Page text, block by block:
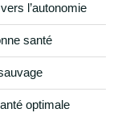
l’autonomie
santé
optimale